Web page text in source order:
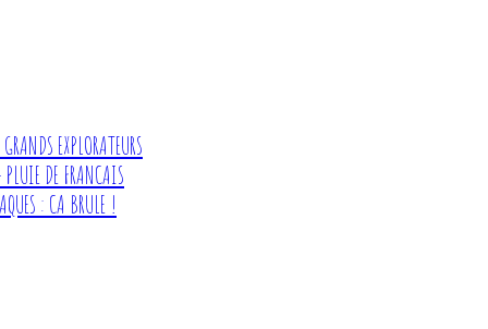
EXPLORATEURS
DE FRANCAIS
: CA BRULE !